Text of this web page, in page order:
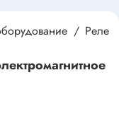
Реле